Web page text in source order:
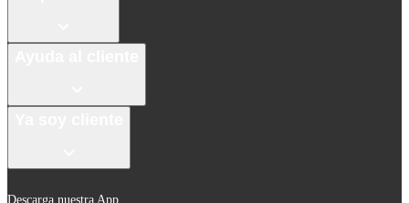
Descarga nuestra App